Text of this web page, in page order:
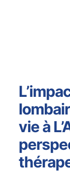
vie à